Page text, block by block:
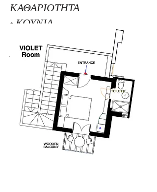
ΚΑΘΑΡΙΟΤΗΤΑ
• ΚΟΥΝΙΑ
ΧΩΡΟΣ PARKING
ΠΛΑΝΙΜΕΤΡΙΑ